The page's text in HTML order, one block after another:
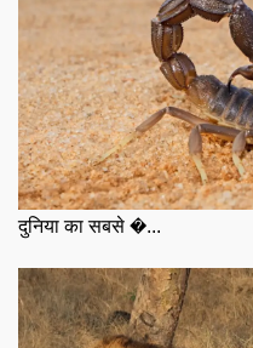
दुनिया का सबसे �...